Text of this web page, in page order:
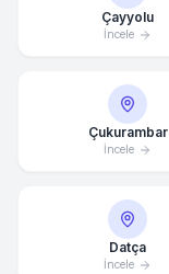
Çayyolu
İncele
Çukurambar
İncele
Datça
İncele